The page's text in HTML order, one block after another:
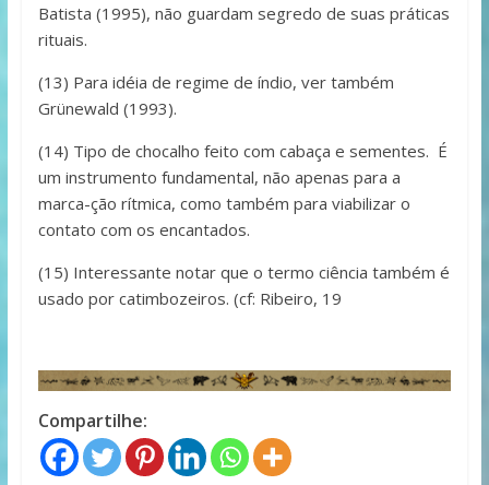
Batista (1995), não guardam segredo de suas práticas
rituais.
(13) Para idéia de regime de índio, ver também
Grünewald (1993).
(14) Tipo de chocalho feito com cabaça e sementes. É
um instrumento fundamental, não apenas para a
marca-ção rítmica, como também para viabilizar o
contato com os encantados.
(15) Interessante notar que o termo ciência também é
usado por catimbozeiros. (cf: Ribeiro, 19
Compartilhe: